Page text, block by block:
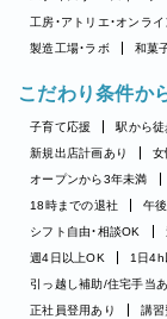
工房・アトリエ・オンラ
製造工場・ラボ
和菓
こだわり条件か
子育て応援 駅から
新規出店計画あり
女
オープンから3年未満
18時までの退社
午
シフト自由・相談OK
週4日以上OK
1日4h
引っ越し補助/住宅手当
正社員登用あり
講習